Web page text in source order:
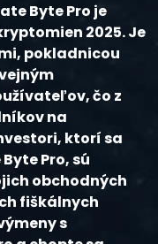
Byte Pro je
2025. Je
pokladnicou
čo z
na
ktorí sa
Pro, sú
obchodných
fiškálnych
s